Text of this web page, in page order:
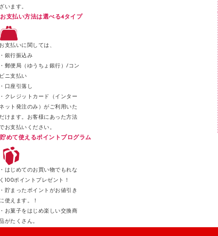
スティックのり
クリップ
カッター
います。
お支払い方法は選べる4タイプ
支払いに関しては、
銀行振込み
郵便局（ゆうちょ銀行）/コン
ニ支払い
口座引落し
クレジットカード（インター
ット発注のみ）がご利用いた
けます。お客様にあった方法
お支払いください。
貯めて使えるポイントプログラム
はじめてのお買い物でもれな
100ポイントプレゼント！
貯まったポイントがお値引き
使えます。！
お菓子をはじめ楽しい交換商
がたくさん。